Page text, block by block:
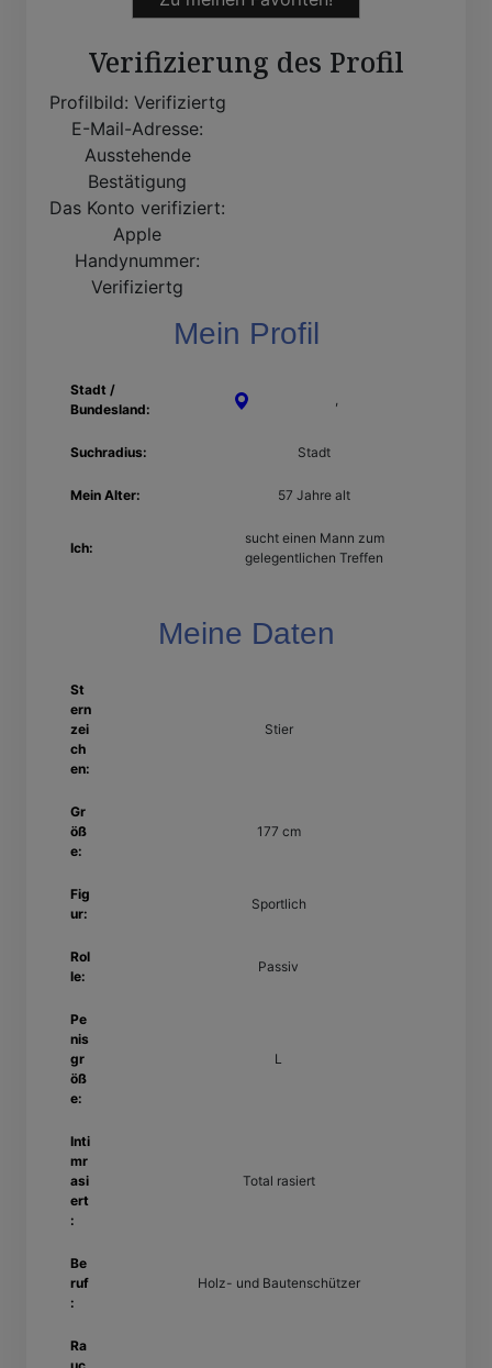
Verifizierung des Profil
Profilbild: Verifiziertg
E-Mail-Adresse:
Ausstehende
Bestätigung
Das Konto verifiziert:
Apple
Handynummer:
Verifiziertg
Mein Profil
Stadt /
Bundesland:
,
Suchradius: Stadt
Mein Alter: 57 Jahre alt
Ich:
sucht einen Mann zum
gelegentlichen Treffen
Meine Daten
St
ern
zei
ch
en:
Stier
Gr
öß
e:
177 cm
Fig
ur:
Sportlich
Rol
le:
Passiv
Pe
nis
gr
öß
e:
L
Inti
mr
asi
ert
:
Total rasiert
Be
ruf
:
Holz- und Bautenschützer
Ra